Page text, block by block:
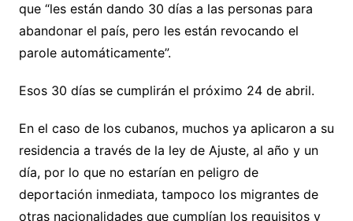
que “les están dando 30 días a las personas para
abandonar el país, pero les están revocando el
parole automáticamente”.
Esos 30 días se cumplirán el próximo 24 de abril.
En el caso de los cubanos, muchos ya aplicaron a su
residencia a través de la ley de Ajuste, al año y un
día, por lo que no estarían en peligro de
deportación inmediata, tampoco los migrantes de
otras nacionalidades que cumplían los requisitos y